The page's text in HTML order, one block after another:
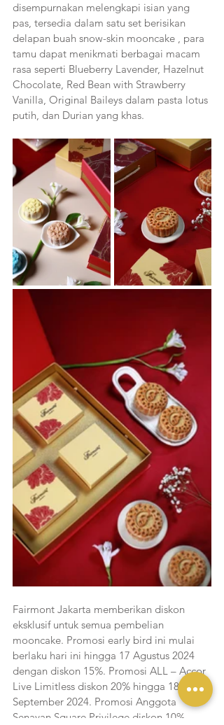
disempurnakan melengkapi isian yang
pas, tersedia dalam satu set berisikan
delapan buah snow-skin mooncake , para
tamu dapat menikmati berbagai macam
rasa seperti Blueberry Lavender, Hazelnut
Chocolate, Red Bean with Strawberry
Vanilla, Original Baileys dalam pasta lotus
putih, dan Durian yang khas.
Fairmont Jakarta memberikan diskon
eksklusif untuk semua pembelian
mooncake. Promosi early bird ini mulai
berlaku hari ini hingga 17 Agustus 2024
dengan diskon 15%. Promosi ALL – Accor
Live Limitless diskon 20% hingga 18
September 2024. Promosi Anggota
Senayan Square Privilege diskon 10%